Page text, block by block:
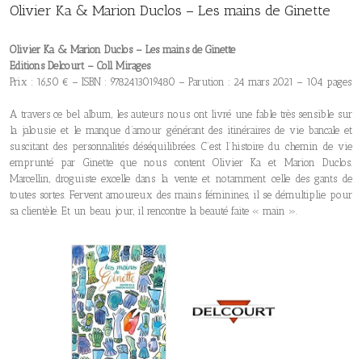
Olivier Ka & Marion Duclos – Les mains de Ginette
Olivier Ka & Marion Duclos – Les mains de Ginette
Editions Delcourt – Coll Mirages
Prix : 16,50 € – ISBN : 9782413019480 – Parution : 24 mars 2021 – 104 pages
A travers ce bel album, les auteurs nous ont livré une fable très sensible sur
la jalousie et le manque d’amour générant des itinéraires de vie bancale et
suscitant des personnalités déséquilibrées. C’est l’histoire du chemin de vie
emprunté par Ginette que nous content Olivier Ka et Marion Duclos.
Marcellin, droguiste excelle dans la vente et notamment celle des gants de
toutes sortes. Fervent amoureux des mains féminines, il se démultiplie pour
sa clientèle. Et un beau jour, il rencontre la beauté faite « main ».